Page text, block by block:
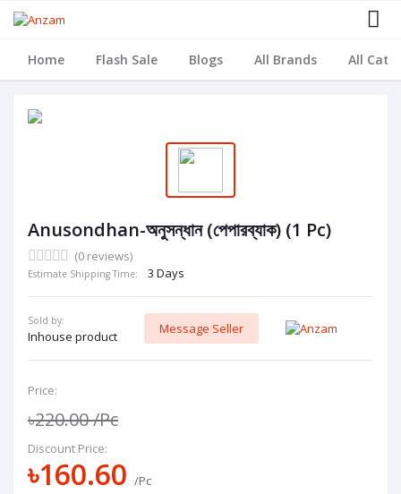
Home Flash Sale Blogs All Brands All
Anusondhan-অনুসন্ধান (পেপারব্যাক) (1 Pc)
(0 reviews)
Estimate Shipping Time: 3 Days
Sold by:
Inhouse product
Message Seller
Price:
৳220.00/Pc
Discount Price:
৳160.60 /Pc